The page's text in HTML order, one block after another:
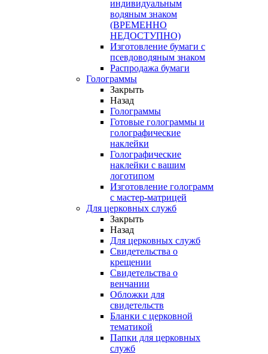
индивидуальным
водяным знаком
(ВРЕМЕННО
НЕДОСТУПНО)
Изготовление бумаги с
псевдоводяным знаком
Распродажа бумаги
Голограммы
Закрыть
Назад
Голограммы
Готовые голограммы и
голографические
наклейки
Голографические
наклейки с вашим
логотипом
Изготовление голограмм
с мастер-матрицей
Для церковных служб
Закрыть
Назад
Для церковных служб
Свидетельства о
крещении
Свидетельства о
венчании
Обложки для
свидетельств
Бланки с церковной
тематикой
Папки для церковных
служб